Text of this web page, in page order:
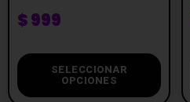
$999
SELECCIONAR
OPCIONES